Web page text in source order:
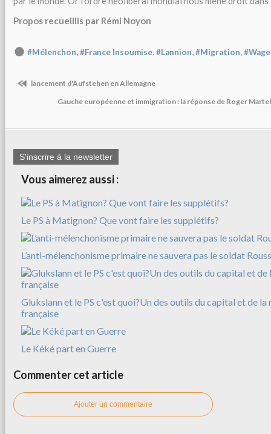
Propos recueillis par Rémi Noyon
#Mélenchon,#France Insoumise,#Lannion,#Migration,
lancement d'Aufstehen en Allemagne
Gauche européenne et immigration : la réponse de Roger
S'inscrire à la newsletter
Vous aimerez aussi :
Le PS à Matignon? Que vont faire les supplétifs?
L’anti-mélenchonisme primaire ne sauvera pas le soldat
Glukslann et le PS c'est quoi?Un des outils du capital et de
française
Le Kéké part en Guerre
Commenter cet article
Ajouter un commentaire